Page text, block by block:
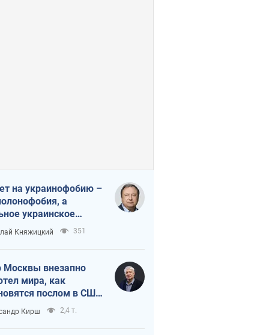
на украинофобию –
а
украинское
Княжицкий 351
Москвы внезапно
мира, как
послом в США
украинские топ-
Кирш 2,4 т.